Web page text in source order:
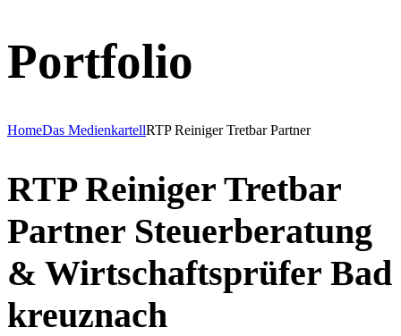
Portfolio
HomeDas MedienkartellRTP Reiniger Tretbar Partner
RTP Reiniger Tretbar
Partner Steuerberatung
& Wirtschaftsprüfer Bad
kreuznach